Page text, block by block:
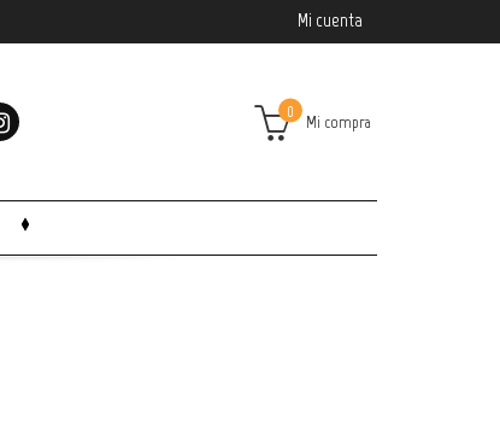
Mi cuenta
Mi compra
0